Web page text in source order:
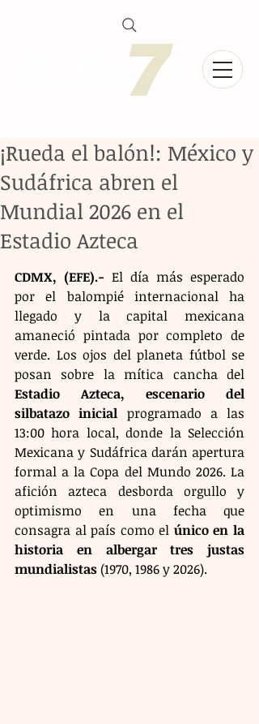
¡Rueda el balón!: México y
Sudáfrica abren el
Mundial 2026 en el
Estadio Azteca
CDMX, (EFE).- El día más esperado
por el balompié internacional ha
llegado y la capital mexicana
amaneció pintada por completo de
verde. Los ojos del planeta fútbol se
Estadio Azteca, escenario del
silbatazo inicial programado a las
13:00 hora local, donde la Selección
Mexicana y Sudáfrica darán apertura
formal a la Copa del Mundo 2026. La
afición azteca desborda orgullo y
optimismo en una fecha que
consagra al país como el único en la
historia en albergar tres justas
mundialistas (1970, 1986 y 2026).